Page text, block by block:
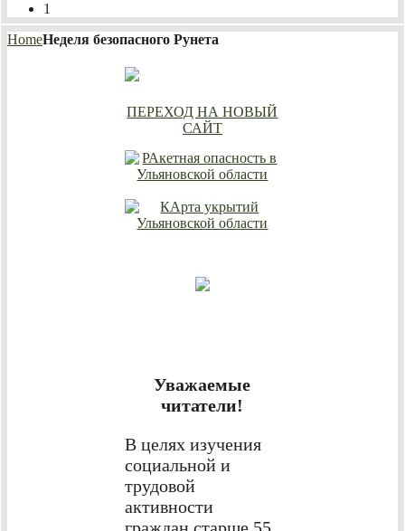
1
HomeНеделя безопасного Рунета
ПЕРЕХОД НА НОВЫЙ
САЙТ
Уважаемые
читатели!
В целях изучения
социальной и
трудовой
активности